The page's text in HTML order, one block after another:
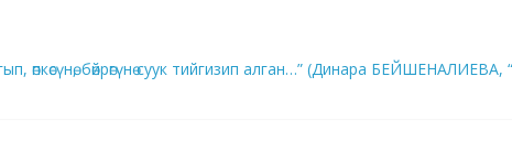
өпкөсүнө, бөйрөгүнө суук тийгизип алган…” (Динара